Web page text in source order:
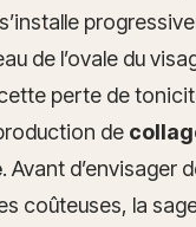
de l’ovale du
perte de
de
. Avant d’envisager
coûteuses, la